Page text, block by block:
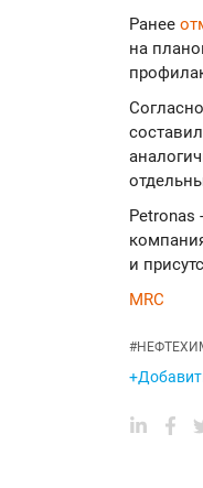
Ранее
на
Согласно
Petronas
и
MRC
#